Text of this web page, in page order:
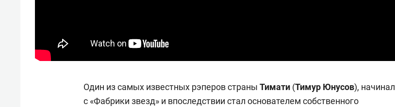
Один из самых известных рэперов страны Тимати (Тимур Юнусов), начинал
с «Фабрики звезд» и впоследствии стал основателем собственного